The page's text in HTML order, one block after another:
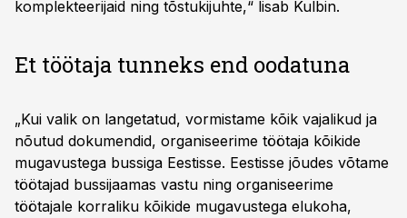
komplekteerijaid ning tõstukijuhte,“ lisab Kulbin.
Et töötaja tunneks end oodatuna
„Kui valik on langetatud, vormistame kõik vajalikud ja
nõutud dokumendid, organiseerime töötaja kõikide
mugavustega bussiga Eestisse. Eestisse jõudes võtame
töötajad bussijaamas vastu ning organiseerime
töötajale korraliku kõikide mugavustega elukoha,